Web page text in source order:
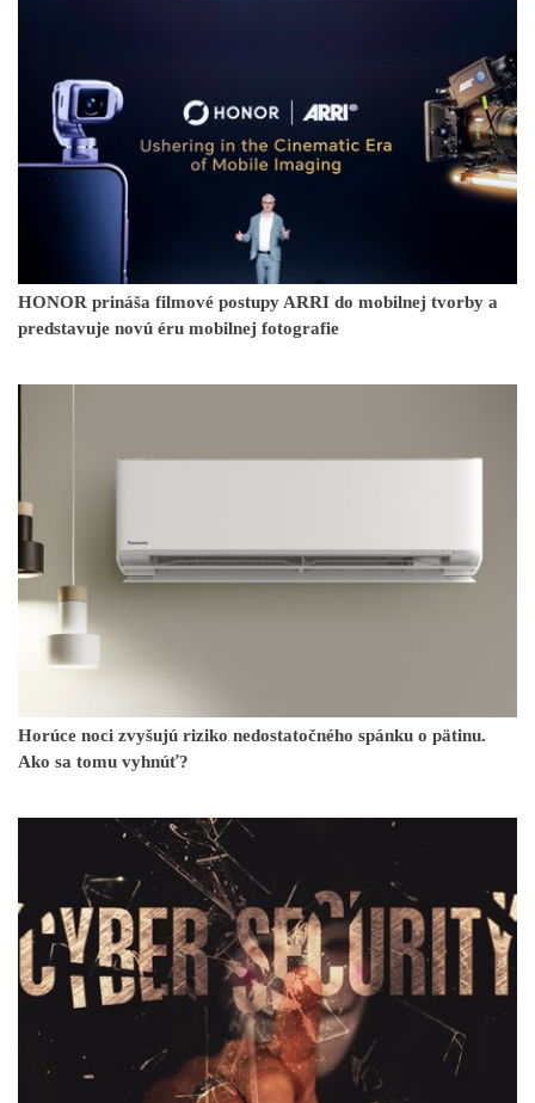
HONOR prináša filmové postupy ARRI do mobilnej tvorby a
predstavuje novú éru mobilnej fotografie
Horúce noci zvyšujú riziko nedostatočného spánku o pätinu.
Ako sa tomu vyhnúť?